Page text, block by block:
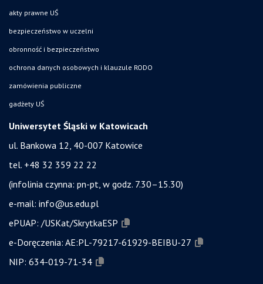
akty prawne UŚ
bezpieczeństwo w uczelni
obronność i bezpieczeństwo
ochrona danych osobowych i klauzule RODO
zamówienia publiczne
gadżety UŚ
Uniwersytet Śląski w Katowicach
ul. Bankowa 12, 40-007 Katowice
tel. +48 32 359 22 22
(infolinia czynna: pn-pt, w godz. 7.30–15.30)
e-mail: info@us.edu.pl
ePUAP: /USKat/SkrytkaESP
e-Doręczenia: AE:PL-79217-61929-BEIBU-27
NIP: 634-019-71-34